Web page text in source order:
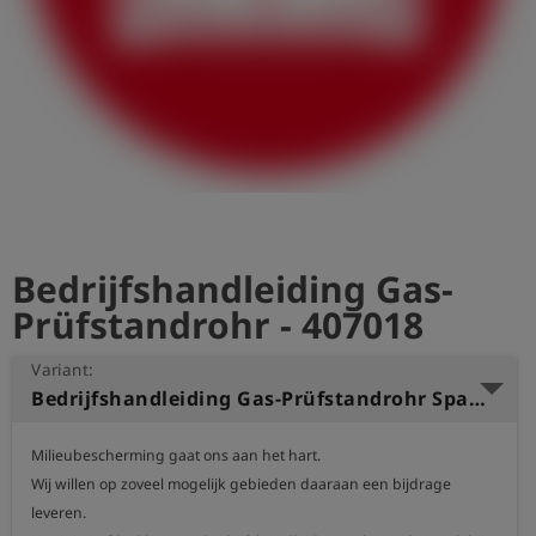
Registratie
Bedrijfshandleiding Gas-
Prüfstandrohr - 407018
Variant:
Bedrijfshandleiding Gas-Prüfstandrohr Spaans
Milieubescherming gaat ons aan het hart.
Wij willen op zoveel mogelijk gebieden daaraan een bijdrage
leveren.